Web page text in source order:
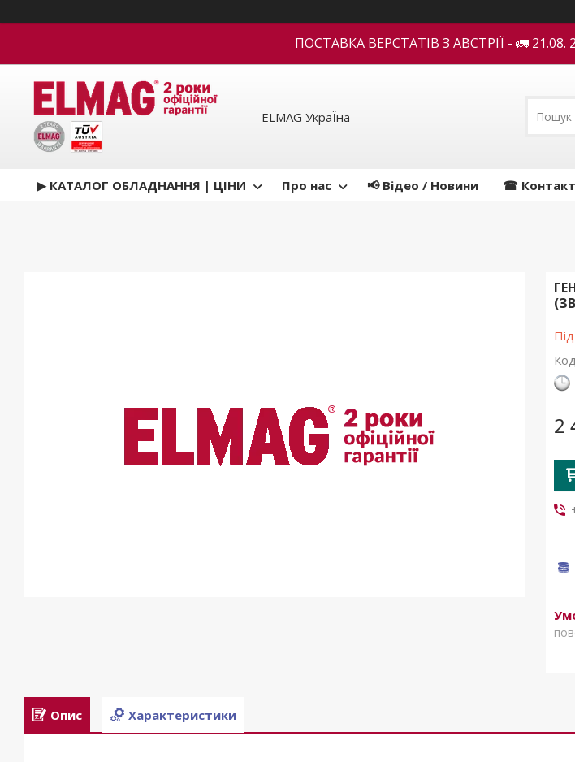
ПОСТАВКА ВЕРСТАТІВ З АВСТРІЇ - 🚛 21.08.
ELMAG УкраЇна
▶ КАТАЛОГ ОБЛАДНАННЯ | ЦІНИ Про нас 📢 Відео / Новини ☎
2
Опис Характеристики